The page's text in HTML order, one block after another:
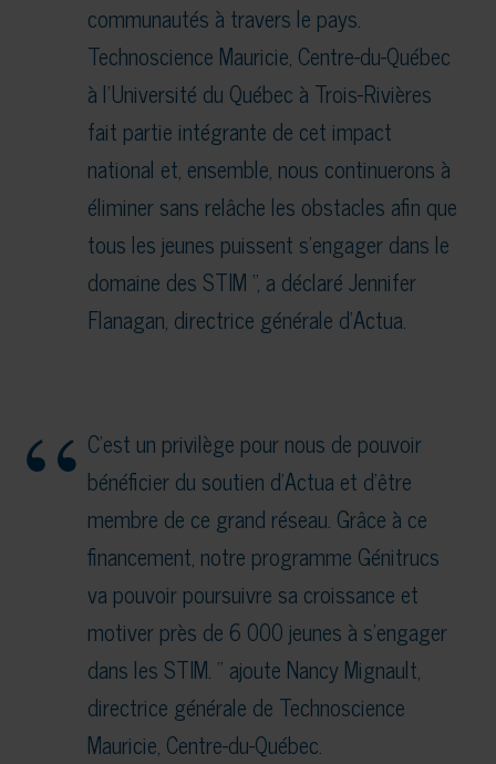
communautés à travers le pays.
Technoscience Mauricie, Centre-du-Québec
à l’Université du Québec à Trois-Rivières
fait partie intégrante de cet impact
national et, ensemble, nous continuerons à
éliminer sans relâche les obstacles afin que
tous les jeunes puissent s’engager dans le
domaine des STIM “, a déclaré Jennifer
Flanagan, directrice générale d’Actua.
C’est un privilège pour nous de pouvoir
bénéficier du soutien d’Actua et d’être
membre de ce grand réseau. Grâce à ce
financement, notre programme Génitrucs
va pouvoir poursuivre sa croissance et
motiver près de 6 000 jeunes à s’engager
dans les STIM. ” ajoute Nancy Mignault,
directrice générale de Technoscience
Mauricie, Centre-du-Québec.